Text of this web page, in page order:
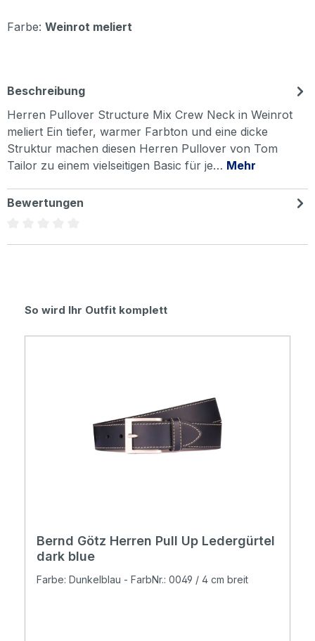
Farbe: Weinrot meliert
Beschreibung
Herren Pullover Structure Mix Crew Neck in Weinrot
meliert Ein tiefer, warmer Farbton und eine dicke
Struktur machen diesen Herren Pullover von Tom
Tailor zu einem vielseitigen Basic für je… Mehr
Bewertungen
Produktgalerie überspringen
So wird Ihr Outfit komplett
Bernd Götz Herren Pull Up Ledergürtel
dark blue
Farbe: Dunkelblau - FarbNr.: 0049 / 4 cm breit